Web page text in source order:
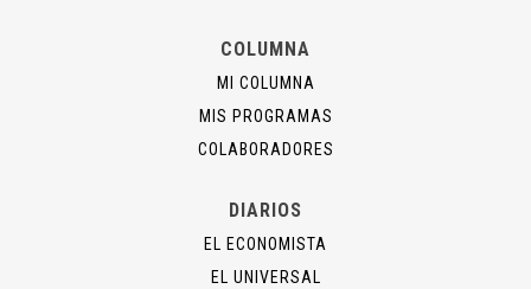
COLUMNA
MI COLUMNA
MIS PROGRAMAS
COLABORADORES
DIARIOS
EL ECONOMISTA
EL UNIVERSAL